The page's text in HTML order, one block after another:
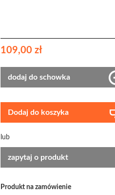
109,00 zł
dodaj do schowka
Dodaj do koszyka
lub
zapytaj o produkt
Produkt na zamówienie